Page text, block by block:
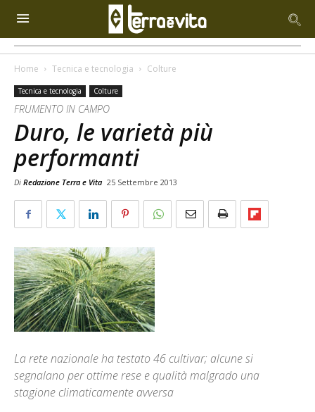
Home Tecnica e tecnologia Colture
Tecnica e tecnologia Colture
FRUMENTO IN CAMPO
Duro, le varietà più
performanti
Di Redazione Terra e Vita 25 Settembre 2013
La rete nazionale ha testato 46 cultivar; alcune si
segnalano per ottime rese e qualità malgrado una
stagione climaticamente avversa